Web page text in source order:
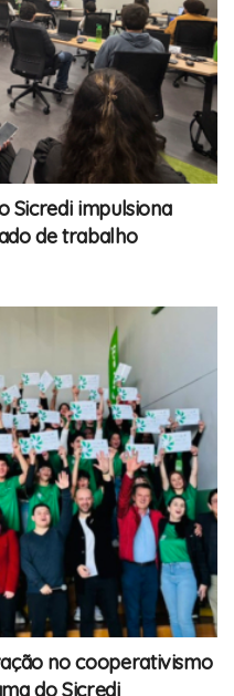
Sicredi impulsiona
de trabalho
no cooperativismo
do Sicredi